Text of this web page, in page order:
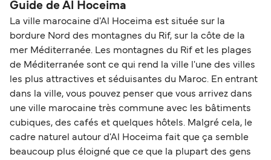
Guide de Al Hoceima
La ville marocaine d'Al Hoceima est située sur la
bordure Nord des montagnes du Rif, sur la côte de la
mer Méditerranée. Les montagnes du Rif et les plages
de Méditerranée sont ce qui rend la ville l'une des villes
les plus attractives et séduisantes du Maroc. En entrant
dans la ville, vous pouvez penser que vous arrivez dans
une ville marocaine très commune avec les bâtiments
cubiques, des cafés et quelques hôtels. Malgré cela, le
cadre naturel autour d'Al Hoceima fait que ça semble
beaucoup plus éloigné que ce que la plupart des gens